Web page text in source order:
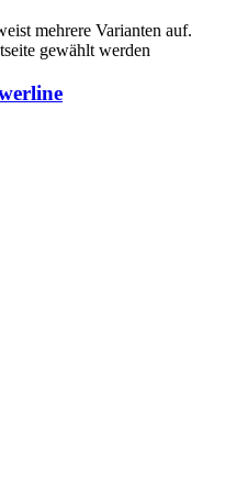
mehrere Varianten auf.
gewählt werden